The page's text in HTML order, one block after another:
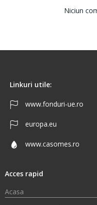
Niciun
Linkuri utile:
www.fonduri-ue.ro
europa.eu
www.casomes.ro
Acces rapid
Acasa